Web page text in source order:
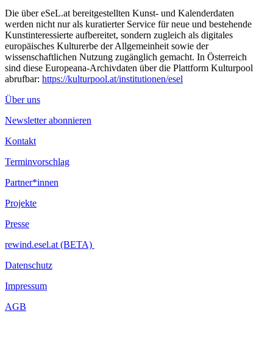
Die über eSeL.at bereitgestellten Kunst- und Kalenderdaten
werden nicht nur als kuratierter Service für neue und bestehende
Kunstinteressierte aufbereitet, sondern zugleich als digitales
europäisches Kulturerbe der Allgemeinheit sowie der
wissenschaftlichen Nutzung zugänglich gemacht. In Österreich
sind diese Europeana-Archivdaten über die Plattform Kulturpool
abrufbar: https://kulturpool.at/institutionen/esel
Über uns
Newsletter abonnieren
Kontakt
Terminvorschlag
Partner*innen
Projekte
Presse
rewind.esel.at (BETA)
Datenschutz
Impressum
AGB